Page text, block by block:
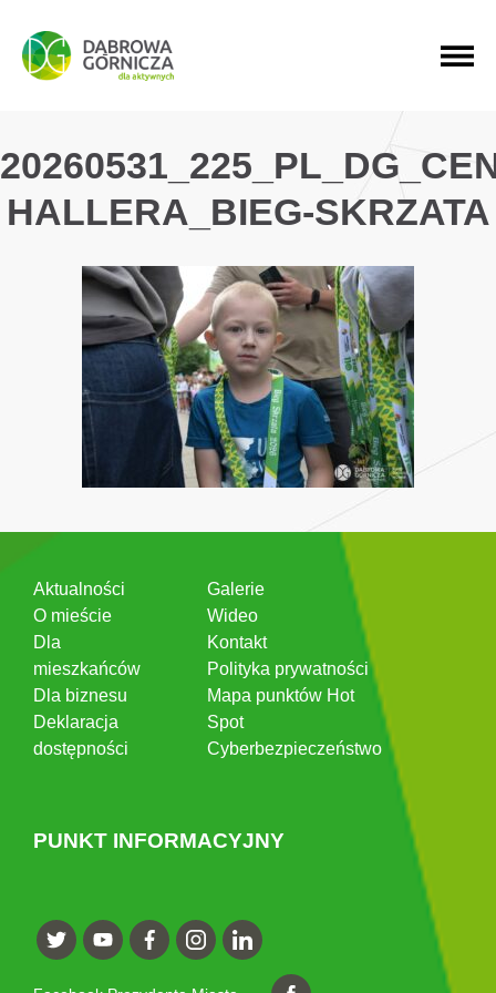
PRZEJDŹ DO MENU GŁÓWNEGO
PRZEJDŹ DO WYSZUKIWARKI
PRZEJDŹ DO TREŚCI
HALLERA_BIEG-SKRZATA
Aktualności
O mieście
Dla
mieszkańców
Dla biznesu
Deklaracja
dostępności
Galerie
Wideo
Kontakt
Polityka prywatności
Mapa punktów Hot
Spot
Cyberbezpieczeństwo
PUNKT INFORMACYJNY